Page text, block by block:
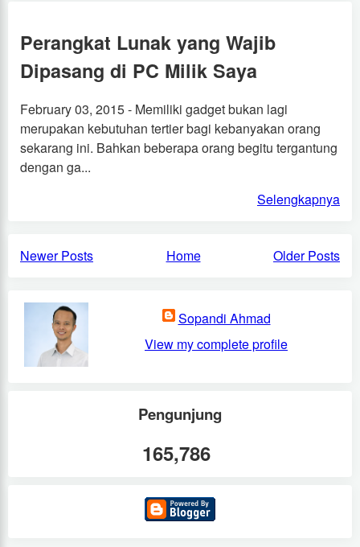
Perangkat Lunak yang Wajib
Dipasang di PC Milik Saya
February 03, 2015 - Memiliki gadget bukan lagi
merupakan kebutuhan tertier bagi kebanyakan orang
sekarang ini. Bahkan beberapa orang begitu tergantung
dengan ga...
Selengkapnya
Newer Posts Older Posts
Home
Sopandi Ahmad
View my complete profile
Pengunjung
165,786